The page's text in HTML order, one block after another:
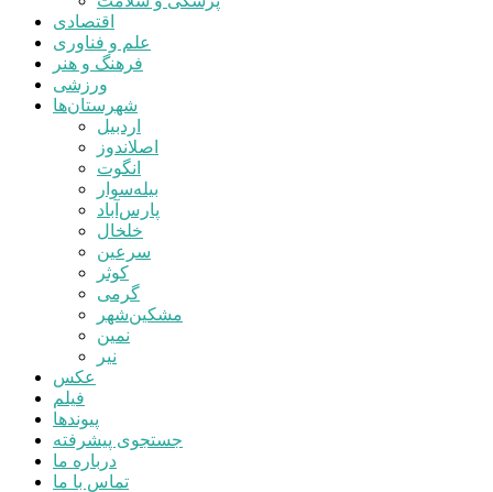
اقتصادی
علم و فناوری
فرهنگ و هنر
ورزشی
شهرستان‌ها
اردبیل
اصلاندوز
انگوت
بیله‌سوار
پارس‌آباد
خلخال
سرعین
کوثر
گرمی
مشکین‌شهر
نمین
نیر
عکس
فیلم
پیوندها
جستجوی پیشرفته
درباره ما
تماس با ما